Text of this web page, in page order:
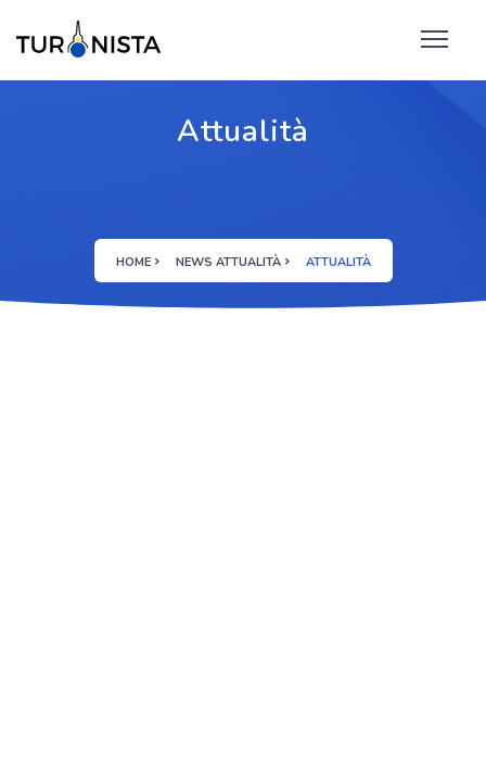
Attualità
HOME NEWS ATTUALITÀ ATTUALITÀ